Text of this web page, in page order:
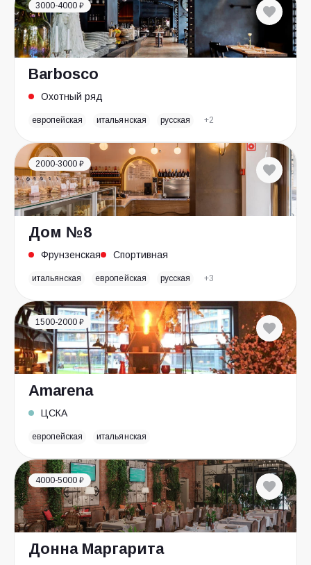
3000-4000 ₽
Barbosco
Охотный ряд
европейская итальянская русская +2
2000-3000 ₽
Дом №8
Фрунзенская Спортивная
итальянская европейская русская +3
1500-2000 ₽
Amarena
ЦСКА
европейская итальянская
4000-5000 ₽
Донна Маргарита